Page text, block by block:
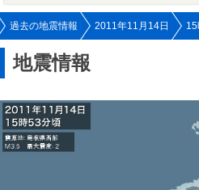
過去の地震情報 2011年11月14日
地震情報